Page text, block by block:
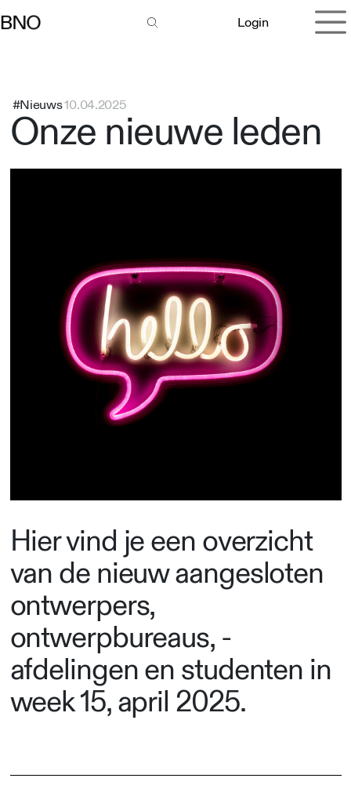
Login
#Nieuws10.04.2025
Onze nieuwe leden
Hier vind je een overzicht
van de nieuw aangesloten
ontwerpers,
ontwerpbureaus, -
afdelingen en studenten in
week 15, april 2025.